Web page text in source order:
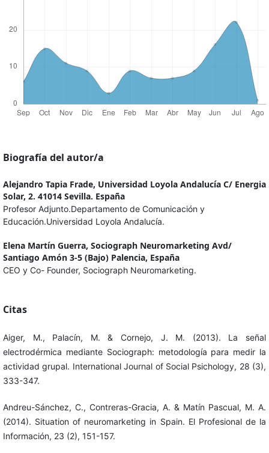
Biografía del autor/a
Alejandro Tapia Frade, Universidad Loyola Andalucía C/ Energia
Solar, 2. 41014 Sevilla. España
Profesor Adjunto.Departamento de Comunicación y
Educación.Universidad Loyola Andalucía.
Elena Martín Guerra, Sociograph Neuromarketing Avd/
Santiago Amón 3-5 (Bajo) Palencia, España
CEO y Co- Founder, Sociograph Neuromarketing.
Citas
Aiger, M., Palacín, M. & Cornejo, J. M. (2013). La señal
electrodérmica mediante Sociograph: metodología para medir la
actividad grupal. International Journal of Social Psichology, 28 (3),
333-347.
Andreu-Sánchez, C., Contreras-Gracia, A. & Matín Pascual, M. A.
(2014). Situation of neuromarketing in Spain. El Profesional de la
Información, 23 (2), 151-157.